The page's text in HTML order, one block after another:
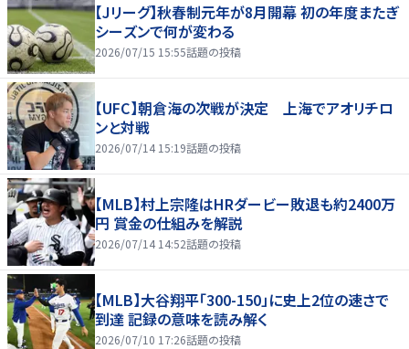
【Jリーグ】秋春制元年が8月開幕 初の年度またぎ
シーズンで何が変わる
2026/07/15 15:55話題の投稿
【UFC】朝倉海の次戦が決定 上海でアオリチロ
ンと対戦
2026/07/14 15:19話題の投稿
【MLB】村上宗隆はHRダービー敗退も約2400万
円 賞金の仕組みを解説
2026/07/14 14:52話題の投稿
【MLB】大谷翔平「300-150」に史上2位の速さで
到達 記録の意味を読み解く
2026/07/10 17:26話題の投稿